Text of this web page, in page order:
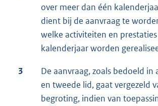
over meer dan één
dient bij de aanvraag te
welke activiteiten en
kalenderjaar worden
3
De aanvraag, zoals bedoeld in
en tweede lid, gaat vergezeld
begroting, indien van